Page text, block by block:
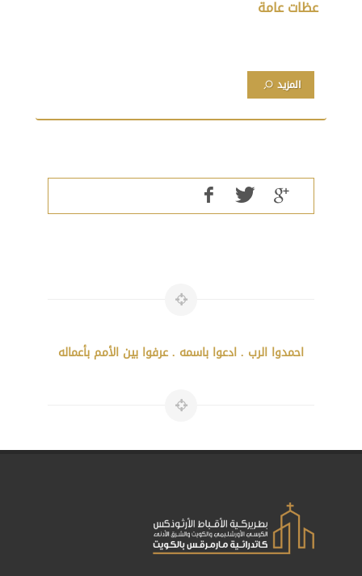
عظات عامة
المزيد
احمدوا الرب . ادعوا باسمه . عرفوا بين الأمم بأعماله